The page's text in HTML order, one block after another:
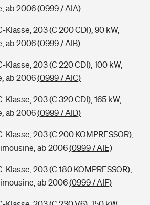
ab 2006(0999 / AIA)
Klasse, 203 (C 200 CDI), 90 kW,
ab 2006(0999 / AIB)
Klasse, 203 (C 220 CDI), 100 kW,
ab 2006(0999 / AIC)
203 (C 320 CDI), 165 kW,
ab 2006(0999 / AID)
203 (C 200 KOMPRESSOR),
ab 2006(0999 / AIE)
203 (C 180 KOMPRESSOR),
ab 2006(0999 / AIF)